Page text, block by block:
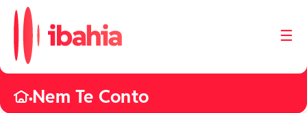
☰
•Nem Te Conto